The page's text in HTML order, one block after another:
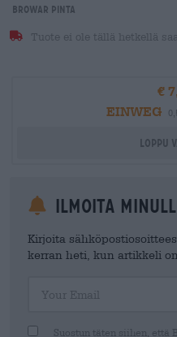
Browar Pinta
Tuote ei ole tällä hetkellä
€
EINWEG
Loppu
Ilmoita
Kirjoita
kerran heti, kun artikkeli
Suostun täten siihen, että